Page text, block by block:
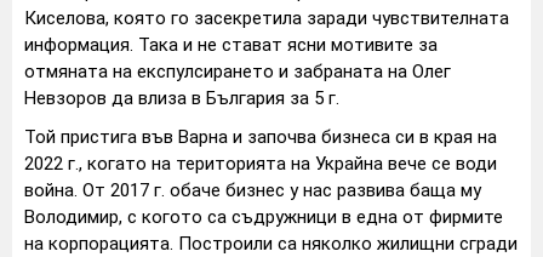
Киселова, която го засекретила заради чувствителната
информация. Така и не стават ясни мотивите за
отмяната на експулсирането и забраната на Олег
Невзоров да влиза в България за 5 г.
Той пристига във Варна и започва бизнеса си в края на
2022 г., когато на територията на Украйна вече се води
война. От 2017 г. обаче бизнес у нас развива баща му
Володимир, с когото са съдружници в една от фирмите
на корпорацията. Построили са няколко жилищни сгради